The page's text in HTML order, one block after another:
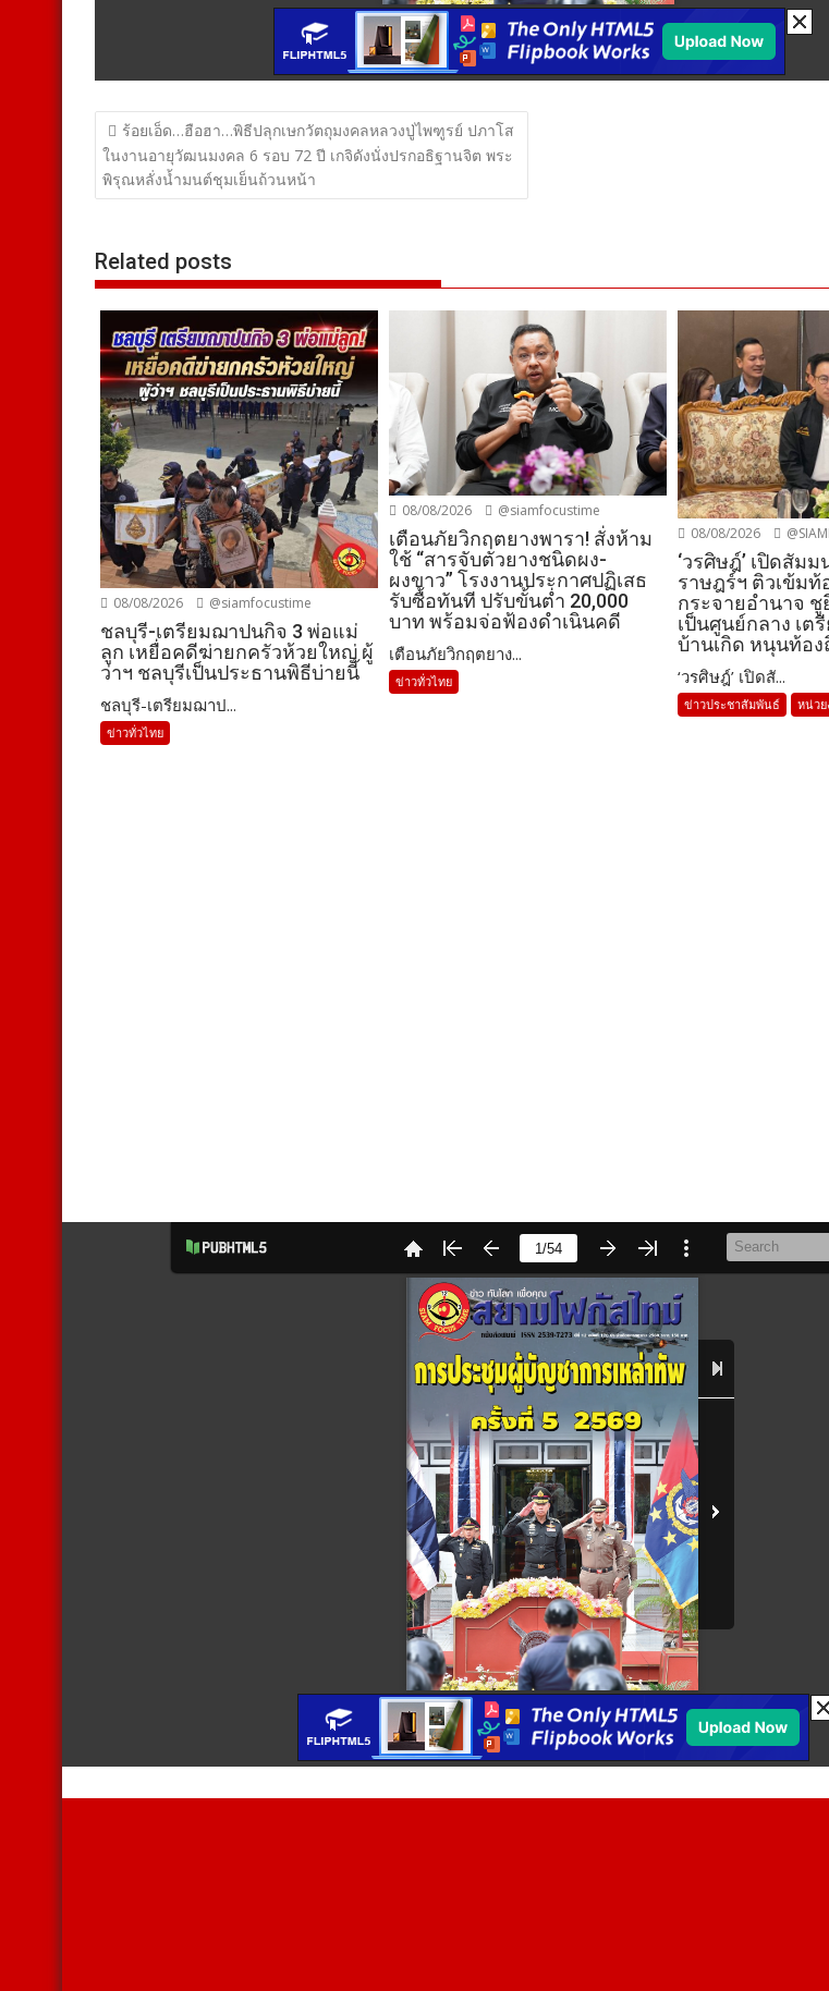
แนะแนว
เรื่อง
ร้อยเอ็ด…ฮือฮา…พิธีปลุกเษกวัตถุมงคลหลวงปู่ไพฑูรย์ ปภาโส
ในงานอายุวัฒนมงคล 6 รอบ 72 ปี เกจิดังนั่งปรกอธิฐานจิต พระ
พิรุณหลั่งน้ำมนต์ชุมเย็นถ้วนหน้า
Related posts
08/08/2026 @siamfocustime
ชลบุรี-เตรียมฌาปนกิจ 3 พ่อแม่
ลูก เหยื่อคดีฆ่ายกครัวห้วยใหญ่ ผู้
ว่าฯ ชลบุรีเป็นประธานพิธีบ่ายนี้
ชลบุรี-เตรียมฌาป...
ข่าวทั่วไทย
08/08/2026 @siamfocustime
เตือนภัยวิกฤตยางพารา! สั่งห้าม
ใช้ “สารจับตัวยางชนิดผง-
ผงขาว” โรงงานประกาศปฏิเสธ
รับซื้อทันที ปรับขั้นต่ำ 20,000
บาท พร้อมจ่อฟ้องดำเนินคดี
เตือนภัยวิกฤตยาง...
ข่าวทั่วไทย
08/08/2026
‘วรศิษฎ์’ เปิดสัม
ราษฎร์ฯ ติวเข้ม
กระจายอำนาจ
เป็นศูนย์กลาง เต
บ้านเกิด หนุนท้อ
‘วรศิษฎ์’ เปิดสั...
ข่าวประชาสัมพันธ์ หน่วย